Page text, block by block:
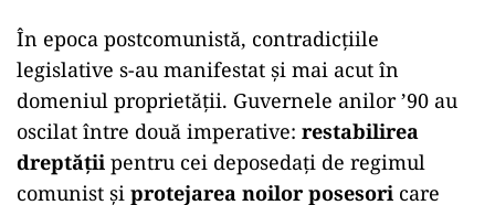
În epoca postcomunistă, contradicțiile
legislative s-au manifestat și mai acut în
domeniul proprietății. Guvernele anilor ’90 au
oscilat între două imperative: restabilirea
dreptății pentru cei deposedați de regimul
comunist și protejarea noilor posesori care